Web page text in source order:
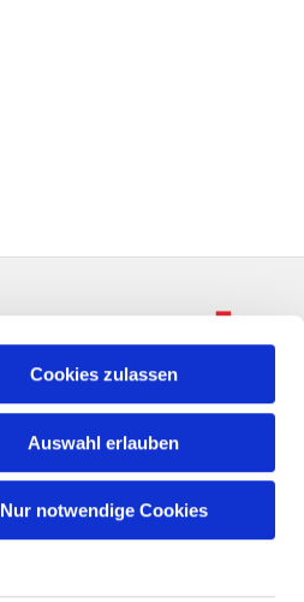
Cookies zulassen
Auswahl erlauben
Nur notwendige Cookies